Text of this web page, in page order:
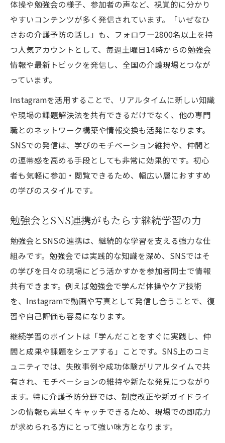
体操や勉強会の様子、参加者の声など、視覚的に分かり
やすいコンテンツが多く発信されています。「いぜなひ
さおの介護予防の話し」も、フォロワー2800名以上を持
つ人気アカウントとして、毎週土曜日14時からの勉強会
情報や最新トピックを発信し、全国の介護現場とつなが
っています。
Instagramを活用することで、リアルタイムに新しい知識
や現場の課題解決法を共有できるだけでなく、他の専門
職とのネットワーク構築や情報交換も活発になります。
SNSでの発信は、学びのモチベーション維持や、仲間と
の連帯感を高める手段としても非常に効果的です。初心
者も気軽に参加・閲覧できるため、幅広い層におすすめ
の学びのスタイルです。
勉強会とSNS連携がもたらす継続学習の力
勉強会とSNSの連携は、継続的な学習を支える強力な仕
組みです。勉強会では実践的な知識を深め、SNSではそ
の学びを日々の現場にどう活かすかを参加者同士で情報
共有できます。例えば勉強会で学んだ体操やケア技術
を、Instagramで動画や写真として発信し合うことで、復
習や自己評価も容易になります。
継続学習のポイントは「学んだことをすぐに実践し、仲
間と成果や課題をシェアする」ことです。SNS上のコミ
ュニティでは、失敗事例や成功体験がリアルタイムで共
有され、モチベーションの維持や新たな発見につながり
ます。特に介護予防分野では、制度改正や新ガイドライ
ンの情報も素早くキャッチできるため、現場での即応力
が求められる方にとって強い味方となります。